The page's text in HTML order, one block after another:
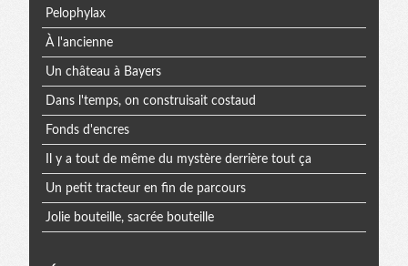
Pelophylax
À l'ancienne
Un château à Bayers
Dans l'temps, on construisait costaud
Fonds d'encres
Il y a tout de même du mystère derrière tout ça
Un petit tracteur en fin de parcours
Jolie bouteille, sacrée bouteille